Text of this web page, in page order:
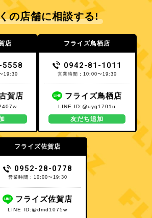
の店舗に相談する!
店
19:30
賀店
フライズ鳥栖店
0942-81-1011
営業時間：10:00〜19:30
フライズ鳥栖店
LINE ID:@uyg1701u
友だち追加
フライズ佐賀店
0952-28-0778
営業時間：10:00〜19:30
フライズ佐賀店
LINE ID:@dmd1075w